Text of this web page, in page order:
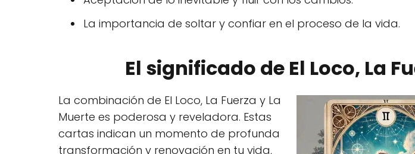
La importancia de soltar y confiar en el proceso de la vida.
El significado de El Loco, La
La combinación de El Loco, La Fuerza y La
Muerte es poderosa y reveladora. Estas
cartas indican un momento de profunda
transformación y renovación en tu vida,